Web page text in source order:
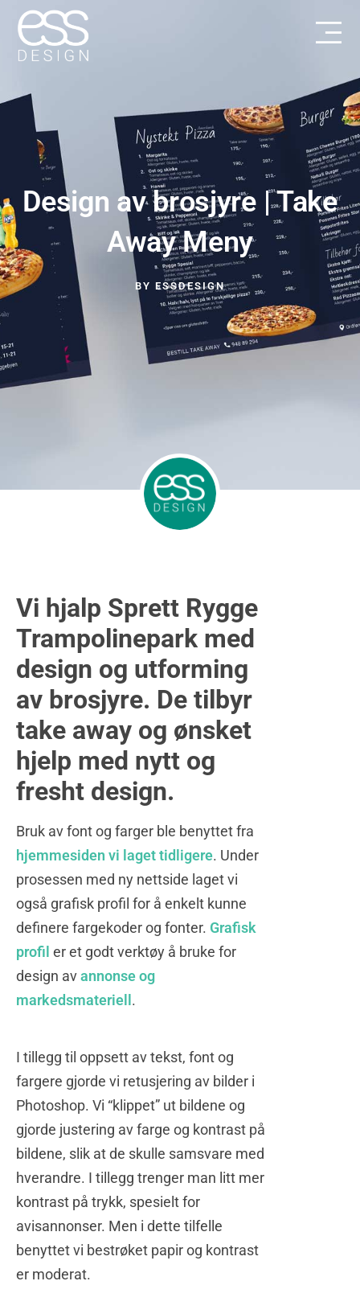
Design av brosjyre | Take
Away Meny
BY ESSDESIGN
Vi hjalp Sprett Rygge
Trampolinepark med
design og utforming
av brosjyre. De tilbyr
take away og ønsket
hjelp med nytt og
fresht design.
Bruk av font og farger ble benyttet fra
hjemmesiden vi laget tidligere. Under
prosessen med ny nettside laget vi
også grafisk profil for å enkelt kunne
definere fargekoder og fonter. Grafisk
profil er et godt verktøy å bruke for
design avannonse og
markedsmateriell .
I tillegg til oppsett av tekst, font og
fargere gjorde vi retusjering av bilder i
Photoshop. Vi “klippet” ut bildene og
gjorde justering av farge og kontrast på
bildene, slik at de skulle samsvare med
hverandre. I tillegg trenger man litt mer
kontrast på trykk, spesielt for
avisannonser. Men i dette tilfelle
benyttet vi bestrøket papir og kontrast
er moderat.